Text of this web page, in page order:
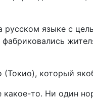
языке с
который
то. Ни один